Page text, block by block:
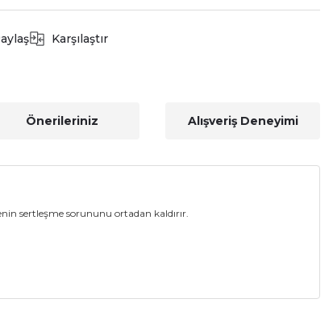
Karşılaştır
Önerileriniz Alışveriş Deneyimi
sertleşme sorununu ortadan kaldırır.